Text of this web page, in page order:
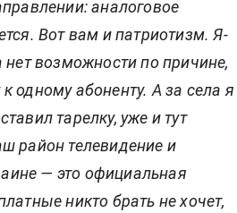
аналоговое
Вот вам и патриотизм. Я-
нет возможности по причине,
одному абоненту. А за села я
тарелку, уже и тут
район телевидение и
— это официальная
никто брать не хочет,